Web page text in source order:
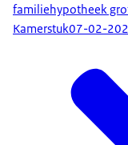
familiehypotheek
Kamerstuk07-02-